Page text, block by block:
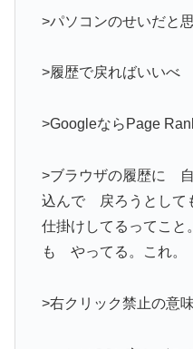
>パソコンのせいだと
>履歴で戻ればいいべ
>GoogleならPage
>ブラウザの履歴に
込んで 戻ろうとして
仕掛けしてるってこと
も やってる。これ。
>右クリック禁止の意